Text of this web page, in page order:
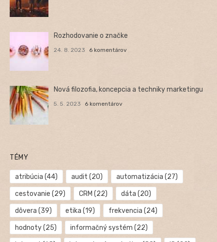
Rozhodovanie o značke
24. 8. 2023 6 komentárov
Nová filozofia, koncepcia a techniky marketingu
5. 5. 2023 6 komentárov
TÉMY
atribúcia (44) audit (20) automatizácia (27)
cestovanie (29) CRM (22) dáta (20)
dôvera (39) etika (19) frekvencia (24)
hodnoty(25) informačný systém (22)